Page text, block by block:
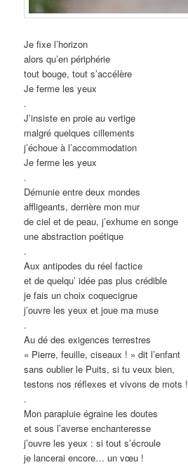
Je fixe l’horizon
alors qu’en périphérie
tout bouge, tout s’accélère
Je ferme les yeux
.
J’insiste en proie au vertige
malgré quelques cillements
j’échoue à l’accommodation
Je ferme les yeux
.
Démunie entre deux mondes
affligeants, derrière mon mur
de ciel et de peau, j’exhume en songe
une abstraction poétique
.
Aux antipodes du réel factice
et de quelqu’ idée pas plus crédible
je fais un choix coquecigrue
j’ouvre les yeux et joue ma muse
.
Au dé des exigences terrestres
« Pierre, feuille, ciseaux ! » dit l’enfant
sans oublier le Puits, si tu veux bien,
testons nos réflexes et vivons de mots !
.
Mon parapluie égraine les doutes
et sous l’averse enchanteresse
j’ouvre les yeux : si tout s’écroule
je lancerai encore… un vœu !